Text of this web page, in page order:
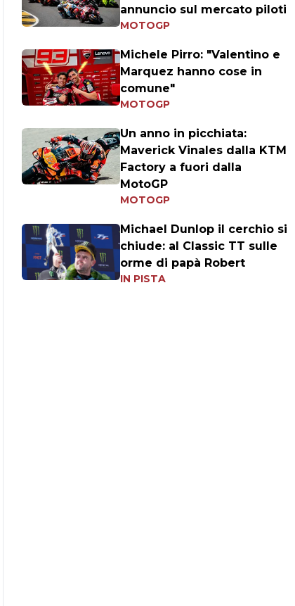
annuncio sul mercato piloti
MOTOGP
Michele Pirro: "Valentino e
Marquez hanno cose in
comune"
MOTOGP
Un anno in picchiata:
Maverick Vinales dalla KTM
Factory a fuori dalla
MotoGP
MOTOGP
Michael Dunlop il cerchio si
chiude: al Classic TT sulle
orme di papà Robert
IN PISTA